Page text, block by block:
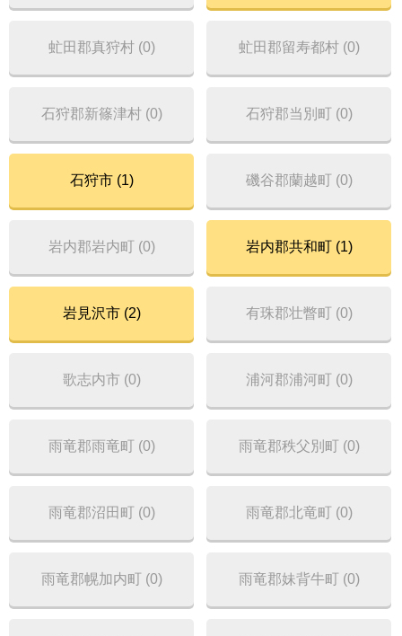
虻田郡真狩村 (0) 虻田郡留寿都村 (0)
石狩郡新篠津村 (0) 石狩郡当別町 (0)
石狩市 (1) 磯谷郡蘭越町 (0)
岩内郡岩内町 (0) 岩内郡共和町 (1)
岩見沢市 (2) 有珠郡壮瞥町 (0)
歌志内市 (0) 浦河郡浦河町 (0)
雨竜郡雨竜町 (0) 雨竜郡秩父別町 (0)
雨竜郡沼田町 (0) 雨竜郡北竜町 (0)
雨竜郡幌加内町 (0) 雨竜郡妹背牛町 (0)